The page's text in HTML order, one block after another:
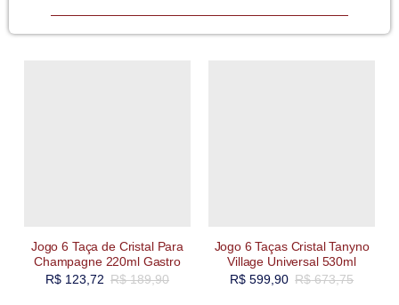
Jogo 6 Taça de Cristal Para
Champagne 220ml Gastro
R$189,90
R$123,72
Jogo 6 Taças Cristal Tanyno
Village Universal 530ml
R$673,75
R$599,90